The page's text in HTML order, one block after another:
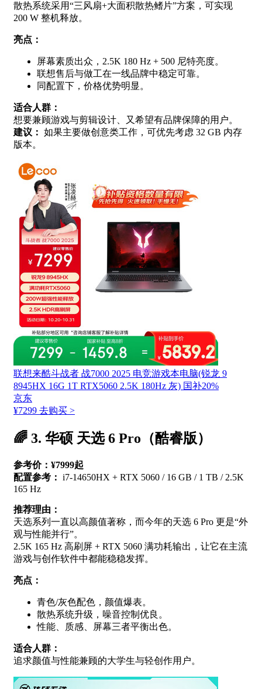
散热系统采用“三风扇+大面积散热鳍片”方案，可实现
200 W 整机释放。
亮点：
屏幕素质出众，2.5K 180 Hz + 500 尼特亮度。
联想售后与做工在一线品牌中稳定可靠。
同配置下，价格优势明显。
适合人群：
想要兼顾游戏与剪辑设计、又希望有品牌保障的用户。
建议： 如果主要做创意类工作，可优先考虑 32 GB 内存
版本。
联想来酷斗战者 战7000 2025 电竞游戏本电脑(锐龙 9
8945HX 16G 1T RTX5060 2.5K 180Hz 灰) 国补20%
京东
¥7299 去购买 >
🌈 3. 华硕 天选 6 Pro（酷睿版）
参考价：¥7999起
配置参考： i7-14650HX + RTX 5060 / 16 GB / 1 TB / 2.5K
165 Hz
推荐理由：
天选系列一直以高颜值著称，而今年的天选 6 Pro 更是“外
观与性能并行”。
2.5K 165 Hz 高刷屏 + RTX 5060 满功耗输出，让它在主流
游戏与创作软件中都能稳稳发挥。
亮点：
青色/灰色配色，颜值爆表。
散热系统升级，噪音控制优良。
性能、质感、屏幕三者平衡出色。
适合人群：
追求颜值与性能兼顾的大学生与轻创作用户。